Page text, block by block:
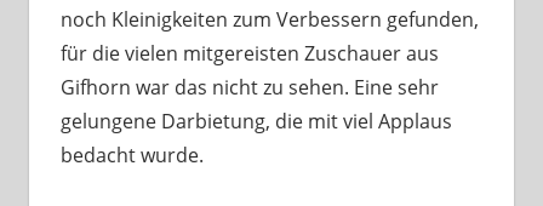
noch Kleinigkeiten zum Verbessern gefunden,
für die vielen mitgereisten Zuschauer aus
Gifhorn war das nicht zu sehen. Eine sehr
gelungene Darbietung, die mit viel Applaus
bedacht wurde.